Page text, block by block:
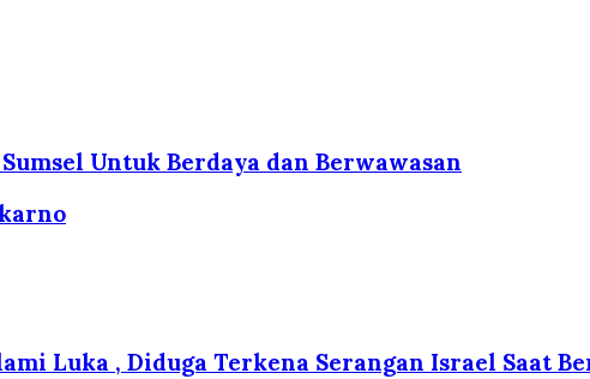
Untuk Berdaya dan Berwawasan
Luka , Diduga Terkena Serangan Israel Saat